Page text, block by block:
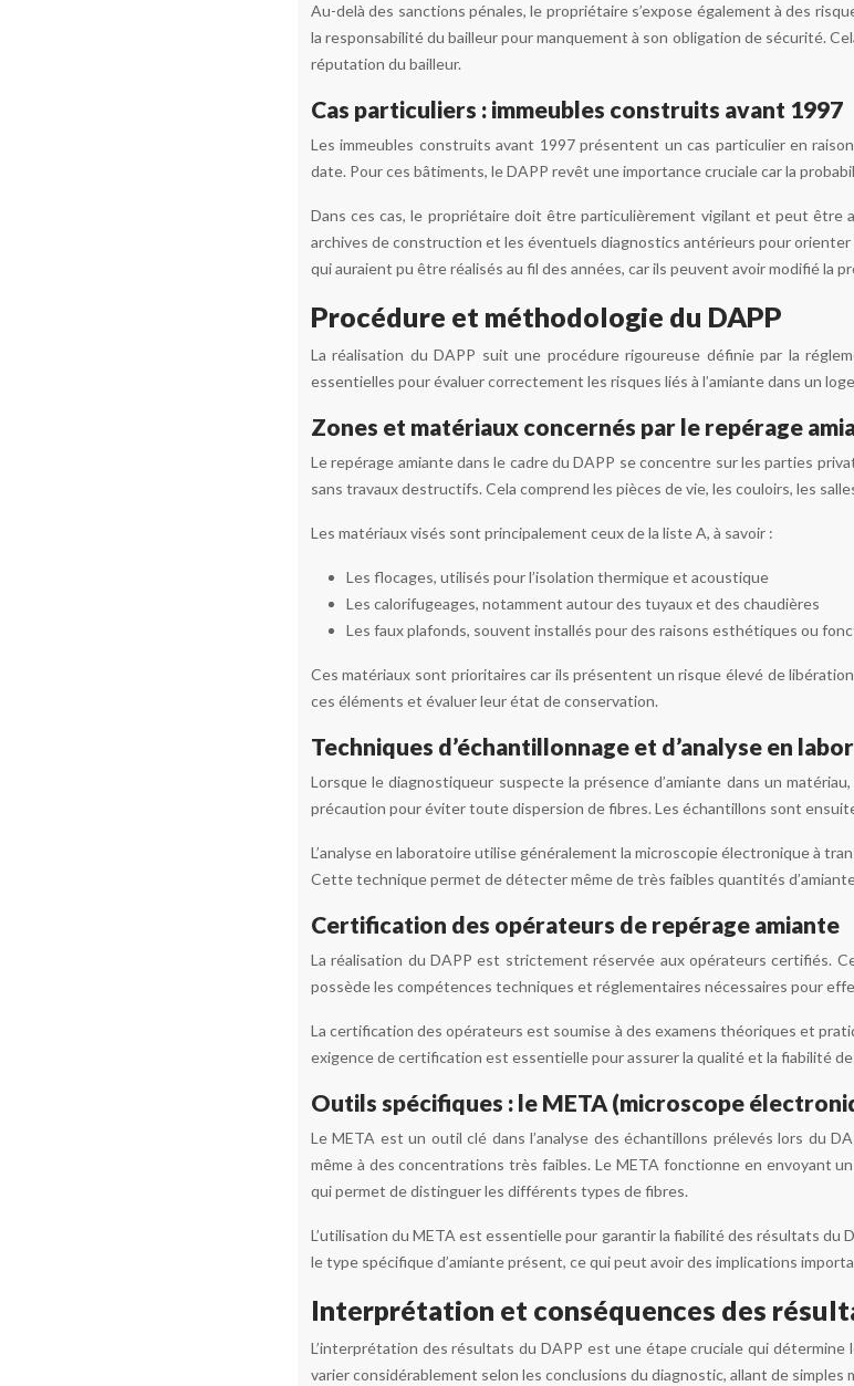
Au-delà des sanctions pénales, le propriétaire s’expose également à des
la responsabilité du bailleur pour manquement à son obligation de sécurité.
réputation du bailleur.
Cas particuliers : immeubles construits avant 1997
Les immeubles construits avant 1997 présentent un cas particulier en
date. Pour ces bâtiments, le DAPP revêt une importance cruciale car la
Dans ces cas, le propriétaire doit être particulièrement vigilant et peut
archives de construction et les éventuels diagnostics antérieurs pour
qui auraient pu être réalisés au fil des années, car ils peuvent avoir modifié la
Procédure et méthodologie du DAPP
La réalisation du DAPP suit une procédure rigoureuse définie par la
essentielles pour évaluer correctement les risques liés à l’amiante dans un
Zones et matériaux concernés par le repérage
Le repérage amiante dans le cadre du DAPP se concentre sur les parties
sans travaux destructifs. Cela comprend les pièces de vie, les couloirs, les
Les matériaux visés sont principalement ceux de la liste A, à savoir :
Les flocages, utilisés pour l’isolation thermique et acoustique
Les calorifugeages, notamment autour des tuyaux et des chaudières
Les faux plafonds, souvent installés pour des raisons esthétiques ou
Ces matériaux sont prioritaires car ils présentent un risque élevé de
ces éléments et évaluer leur état de conservation.
Techniques d’échantillonnage et d’analyse en
Lorsque le diagnostiqueur suspecte la présence d’amiante dans un
précaution pour éviter toute dispersion de fibres. Les échantillons sont
L’analyse en laboratoire utilise généralement la microscopie électronique à
Cette technique permet de détecter même de très faibles quantités
Certification des opérateurs de repérage amiante
La réalisation du DAPP est strictement réservée aux opérateurs certifiés.
possède les compétences techniques et réglementaires nécessaires pour
La certification des opérateurs est soumise à des examens théoriques et
exigence de certification est essentielle pour assurer la qualité et la fiabilité
Outils spécifiques : le META (microscope
Le META est un outil clé dans l’analyse des échantillons prélevés lors du
même à des concentrations très faibles. Le META fonctionne en envoyant
qui permet de distinguer les différents types de fibres.
L’utilisation du META est essentielle pour garantir la fiabilité des résultats du
le type spécifique d’amiante présent, ce qui peut avoir des implications
Interprétation et conséquences des
L’interprétation des résultats du DAPP est une étape cruciale qui
varier considérablement selon les conclusions du diagnostic, allant de